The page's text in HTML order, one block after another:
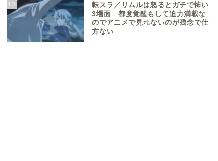
10
転スラ／リムルは怒るとガチで怖い
3場面 都度覚醒もして迫力満載な
のでアニメで見れないのが残念で仕
方ない